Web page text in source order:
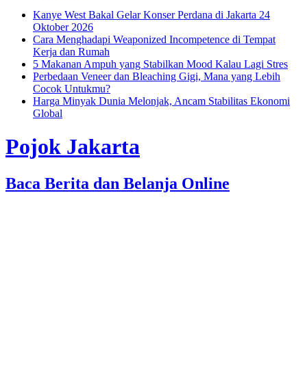
Kanye West Bakal Gelar Konser Perdana di Jakarta 24
Oktober 2026
Cara Menghadapi Weaponized Incompetence di Tempat
Kerja dan Rumah
5 Makanan Ampuh yang Stabilkan Mood Kalau Lagi Stres
Perbedaan Veneer dan Bleaching Gigi, Mana yang Lebih
Cocok Untukmu?
Harga Minyak Dunia Melonjak, Ancam Stabilitas Ekonomi
Global
Pojok Jakarta
Baca Berita dan Belanja Online